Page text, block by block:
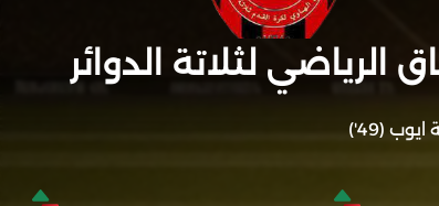
الرياضي لثلاتة الدوائر
(49')